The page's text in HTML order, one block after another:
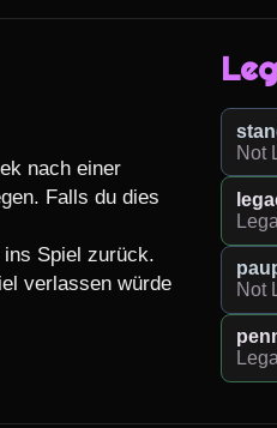
nach einer
Falls du dies
Spiel zurück.
verlassen würde
Not
Legal
Not